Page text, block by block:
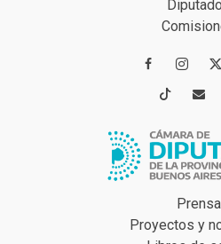


Prensa
Proyectos y